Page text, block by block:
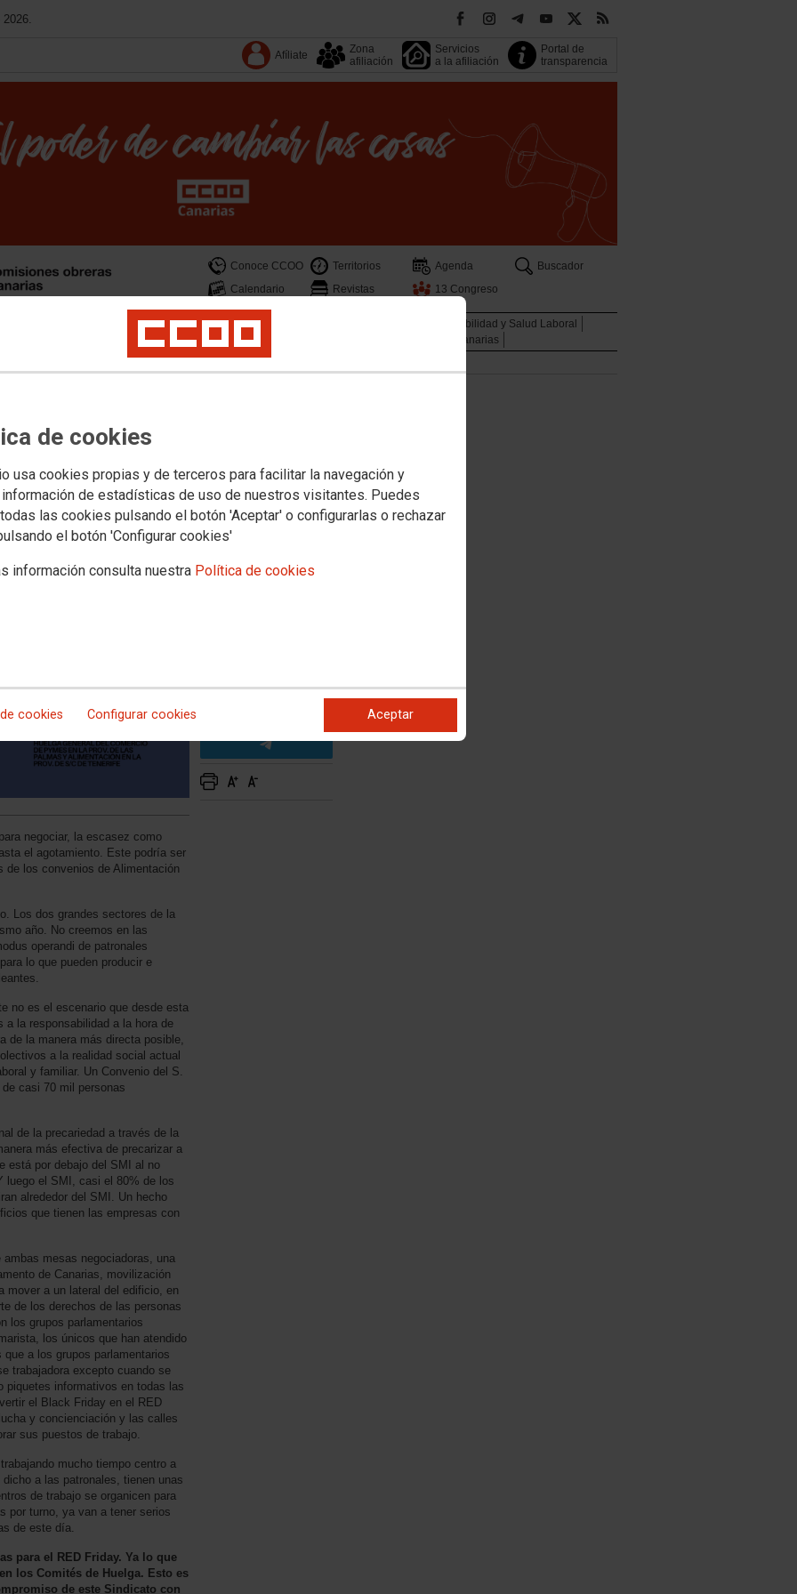
de cookies
usa cookies propias y de terceros para facilitar la navegación y
de estadísticas de uso de nuestros visitantes. Puedes
las cookies pulsando el botón 'Aceptar' o configurarlas o rechazar
el botón 'Configurar cookies'
información consulta nuestra Política de cookies
cookies Configurar cookies Aceptar
2026.
Afíliate
Zona
afiliación
Servicios
a la afiliación
Portal de
transparencia
Conoce CCOO Territorios Agenda
Buscador
Calendario
Revistas 13 Congreso
Migraciones e internacional Empleo Mujer e Igualdad
Sostenibilidad y Salud Laboral
democrática Territorios Documentos Convenios
Descuentos Canarias
el “Red” Friday.
huelga sectorial
se cansa de los escasos mini avances de las
en SC de Tenerife y del Comercio de Pymes en Las
GENERAL SECTORIAL Y REGIONAL DEL
negociar, la escasez como
el agotamiento. Este podría ser
de los convenios de Alimentación
Los dos grandes sectores de la
año. No creemos en las
operandi de patronales
lo que pueden producir e
no es el escenario que desde esta
a la responsabilidad a la hora de
de la manera más directa posible,
a la realidad social actual
y familiar. Un Convenio del S.
casi 70 mil personas
de la precariedad a través de la
más efectiva de precarizar a
está por debajo del SMI al no
luego el SMI, casi el 80% de los
alrededor del SMI. Un hecho
que tienen las empresas con
mesas negociadoras, una
de Canarias, movilización
mover a un lateral del edificio, en
de los derechos de las personas
los grupos parlamentarios
los únicos que han atendido
a los grupos parlamentarios
trabajadora excepto cuando se
piquetes informativos en todas las
el Black Friday en el RED
y concienciación y las calles
sus puestos de trabajo.
mucho tiempo centro a
a las patronales, tienen unas
de trabajo se organicen para
por turno, ya van a tener serios
de este día.
para el RED Friday. Ya lo que
los Comités de Huelga. Esto es
de este Sindicato con